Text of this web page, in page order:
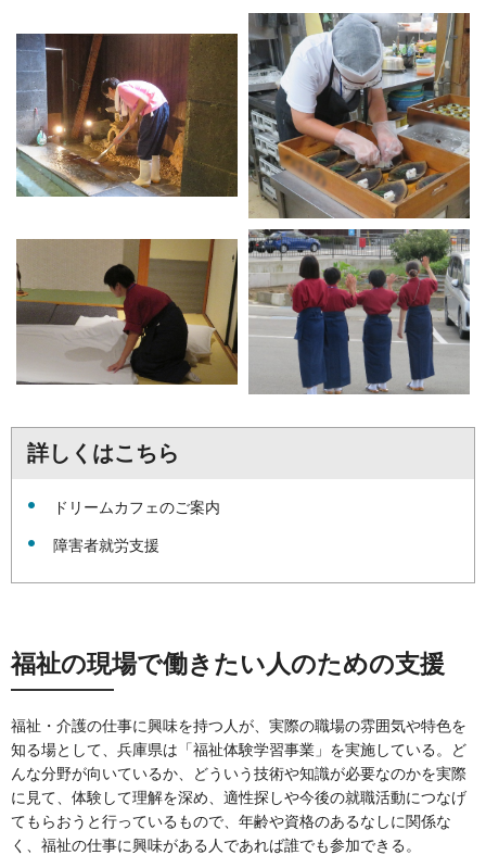
詳しくはこちら
ドリームカフェのご案内
障害者就労支援
福祉の現場で働きたい人のための支援
福祉・介護の仕事に興味を持つ人が、実際の職場の雰囲気や特色を
知る場として、兵庫県は「福祉体験学習事業」を実施している。ど
んな分野が向いているか、どういう技術や知識が必要なのかを実際
に見て、体験して理解を深め、適性探しや今後の就職活動につなげ
てもらおうと行っているもので、年齢や資格のあるなしに関係な
く、福祉の仕事に興味がある人であれば誰でも参加できる。